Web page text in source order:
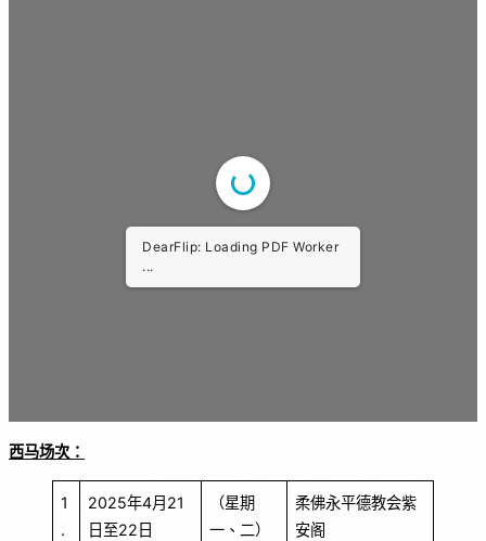
DearFlip: Loading PDF Worker
...
西马场次：
1
.
2025年4月21
日至22日
（星期
一、二）
柔佛永平德教会紫
安阁